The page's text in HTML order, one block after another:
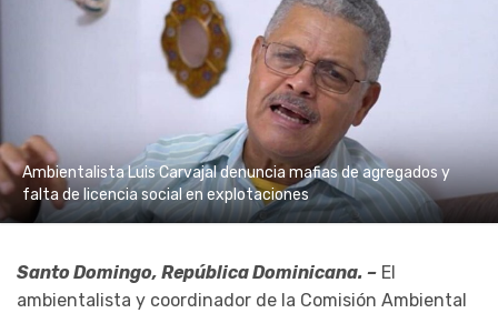
Ambientalista Luis Carvajal denuncia mafias de agregados y
falta de licencia social en explotaciones
Santo Domingo, República Dominicana. – El
ambientalista y coordinador de la Comisión Ambiental